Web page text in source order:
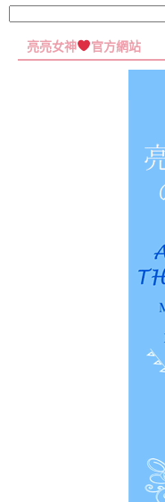
關
亮亮女神 官方網站